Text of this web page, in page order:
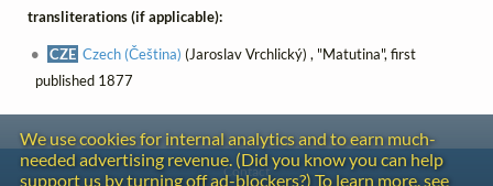
transliterations (if applicable):
CZE Czech (Čeština) (Jaroslav Vrchlický) , "Matutina", first
published 1877
We use cookies for internal analytics and to earn much-
needed advertising revenue. (Did you know you can help
support us by turning off ad-blockers?) To learn more, see
Contact